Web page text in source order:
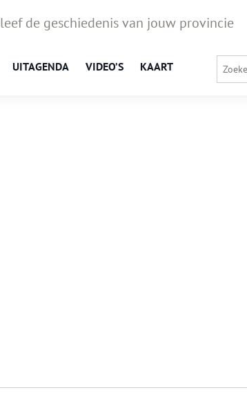
de geschiedenis van jouw provincie
UITAGENDA VIDEO’S KAART